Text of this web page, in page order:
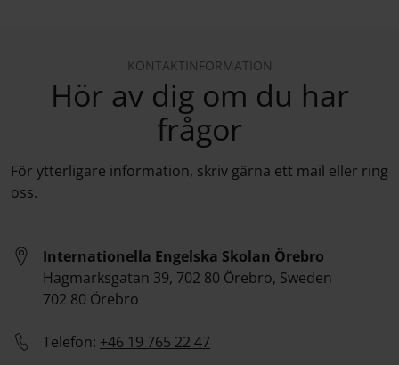
KONTAKTINFORMATION
Hör av dig om du har
frågor
För ytterligare information, skriv gärna ett mail eller ring
oss.
Internationella Engelska Skolan Örebro
Hagmarksgatan 39, 702 80 Örebro, Sweden
702 80 Örebro
Telefon: +46 19 765 22 47